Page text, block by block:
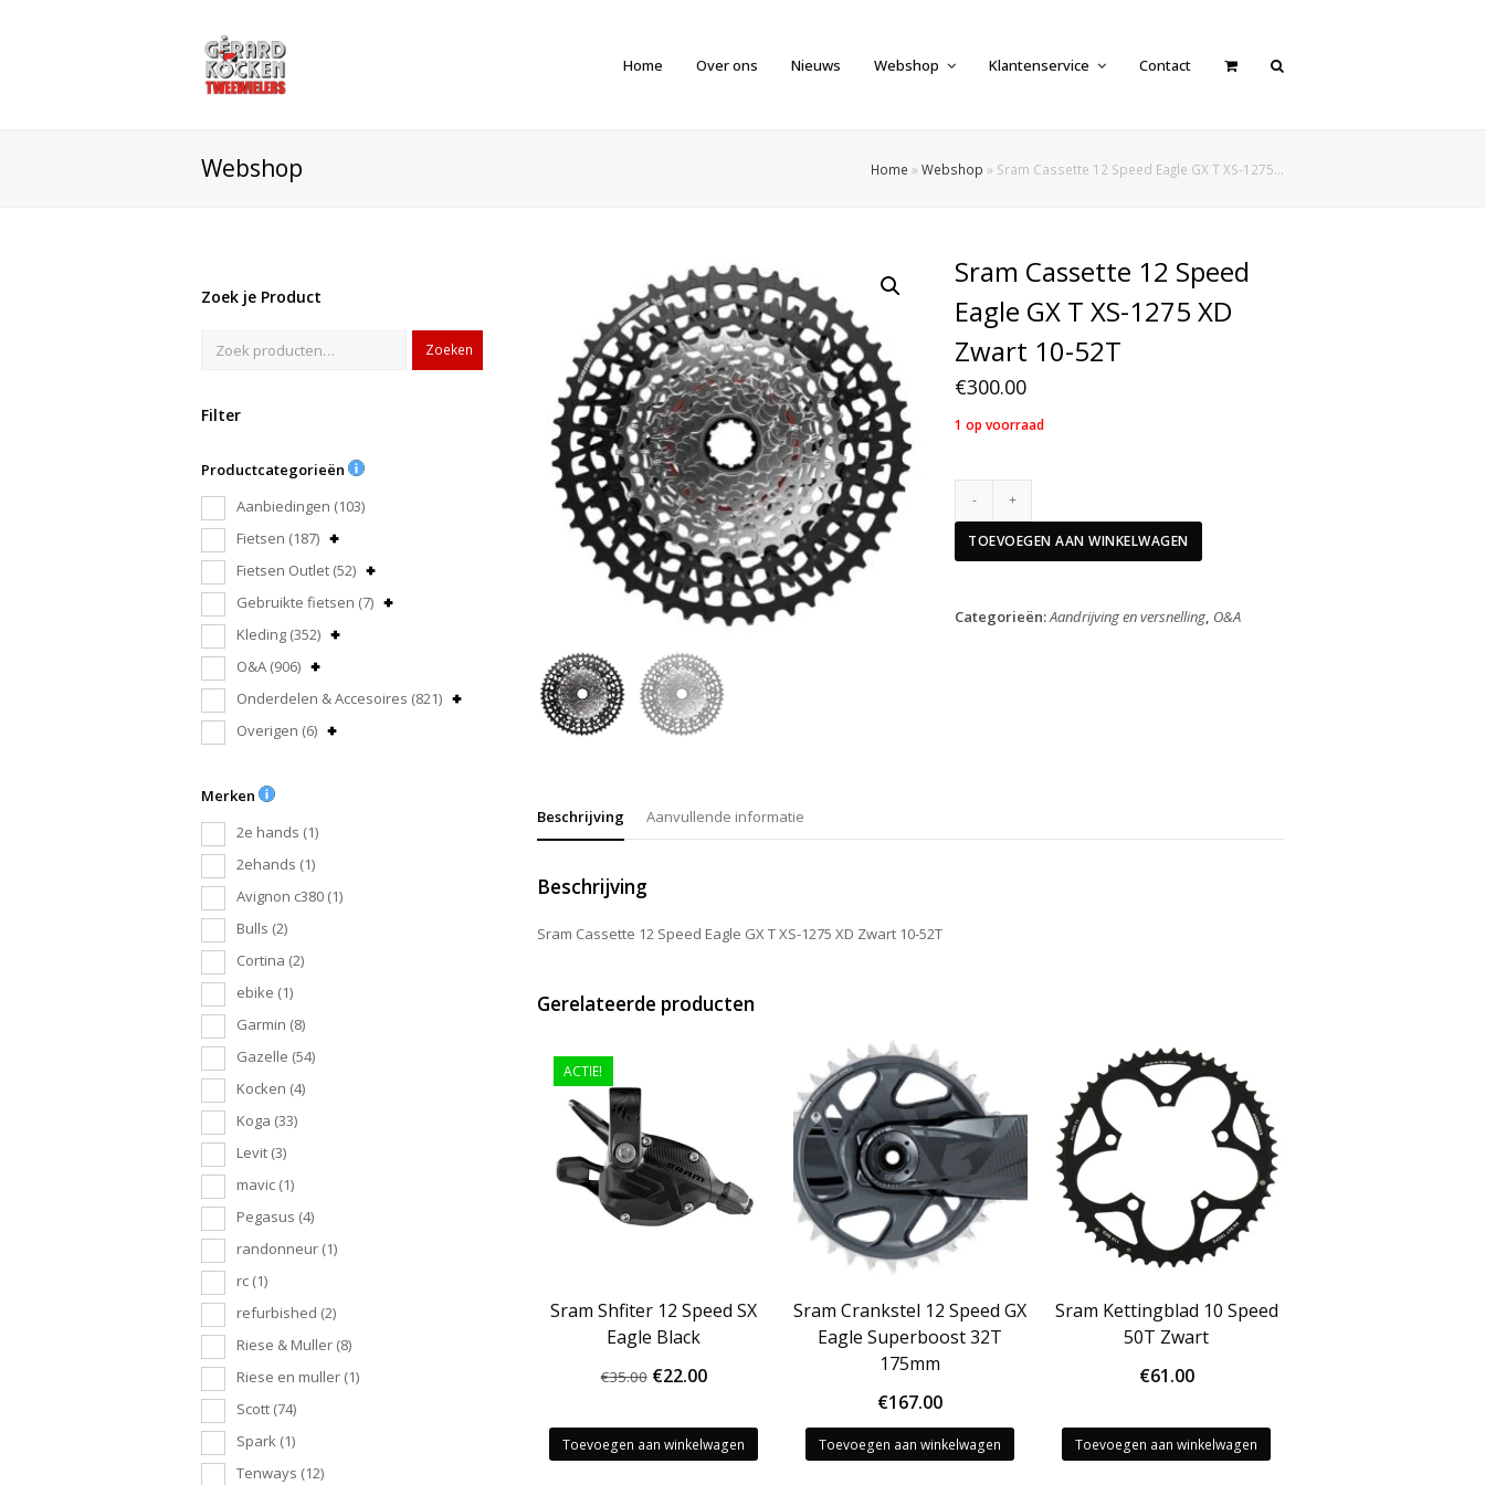
Home Over ons Nieuws Webshop Klantenservice Contact
Webshop Home » Webshop » Sram Cassette 12 Speed Eagle GX T XS-1275…
Zoek je Product
Zoeken
Filter
Productcategorieën
Aanbiedingen (103)
Fietsen (187)
Fietsen Outlet (52)
Gebruikte fietsen (7)
Kleding (352)
O&A (906)
Onderdelen & Accesoires (821)
Overigen (6)
Merken
2e hands (1)
2ehands (1)
Avignon c380 (1)
Bulls (2)
Cortina (2)
ebike (1)
Garmin (8)
Gazelle (54)
Kocken (4)
Koga (33)
Levit (3)
mavic (1)
Pegasus (4)
randonneur (1)
rc (1)
refurbished (2)
Riese & Muller (8)
Riese en muller (1)
Scott (74)
Spark (1)
Tenways (12)
Sram Cassette 12 Speed
Eagle GX T XS-1275 XD
Zwart 10-52T
€300.00
1 op voorraad
12
Speed
T
TOEVOEGEN AAN WINKELWAGEN
Categorieën:Aandrijving en versnelling, O&A
Beschrijving Aanvullende informatie
Beschrijving
Sram Cassette 12 Speed Eagle GX T XS-1275 XD Zwart 10-52T
Gerelateerde producten
ACTIE!
Sram Shfiter 12 Speed SX
Eagle Black
€35.00 Oorspronkelijke
was:
€35.00.
€22.00Huidige
is:
€22.00.
Toevoegen aan winkelwagen
Sram Crankstel 12 Speed GX
Eagle Superboost 32T
175mm
€167.00
Toevoegen aan winkelwagen
Sram Kettingblad 10 Speed
50T Zwart
€61.00
Toevoegen aan winkelwagen